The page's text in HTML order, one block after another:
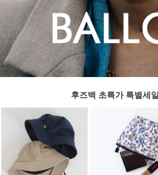
후즈백 초특가 특별세일